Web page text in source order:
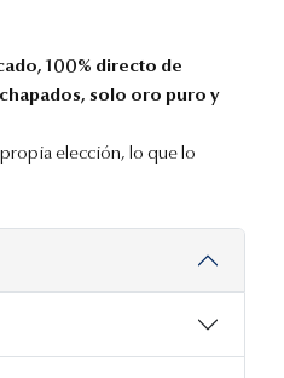
100% directo de
solo oro puro y
elección, lo que lo